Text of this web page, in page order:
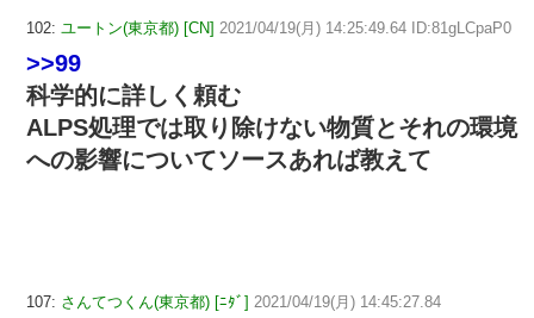
102: ユートン(東京都) [CN] 2021/04/19(月) 14:25:49.64 ID:81gLCpaP0
>>99
科学的に詳しく頼む
ALPS処理では取り除けない物質とそれの環境
への影響についてソースあれば教えて
107: さんてつくん(東京都) [ﾆﾀﾞ] 2021/04/19(月) 14:45:27.84